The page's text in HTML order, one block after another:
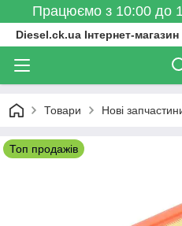
Працюємо з 10:00 до
Diesel.ck.ua Інтернет-
Товари Нові
Топ продажів